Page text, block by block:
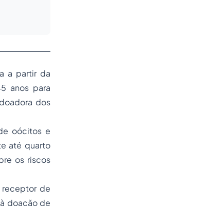
a partir da
anos para
dos
oócitos e
até quarto
os riscos
de
doação de